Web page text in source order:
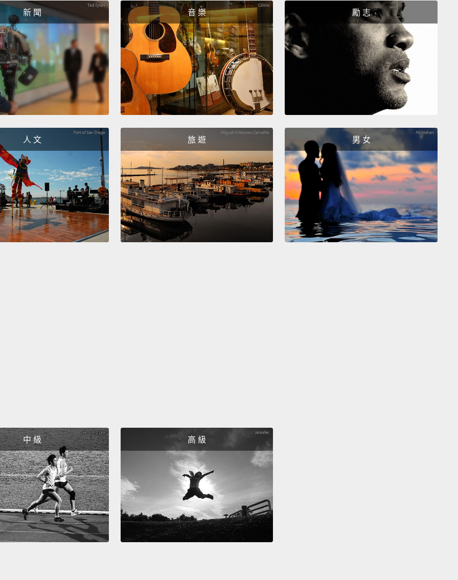
Why do we get so emotional in these conflict situations?
It often goes back to something deeper: identity. What are
the core values, the core beliefs, that are feeling
threatened inside of you as you're having that
conversation with the other side?
The moment your
identity gets hooked in these conflicts,
all of a sudden,
your emotions become a hundred times more powerful.
pride.
Your sense of self is on the line.
為什麼我們在爭論時會變得這麼情緒化？這通常跟一個更深層
的東西有關：自我認同。當你在跟另一方對話時，你內心中被
威脅的核心價值和信仰是什麼？一旦你的認同感跟這些爭論有
掛鉤，情緒就會瞬間膨脹一百倍。老天，這時爭論的主題就完
全不一樣了；變成是在維護自尊。你的世界觀面臨崩塌。
達成你的目的和站穩腳步，即使他人威脅到你的核心思想和信
仰。
Insight No.2: Appreciation
障礙二：重視
Each side wants to feel appreciated,
thing they wanna do is to appreciate the other side—
新 聞 音 樂 勵 志
人 文 旅 遊 男 女
中 級 高 級